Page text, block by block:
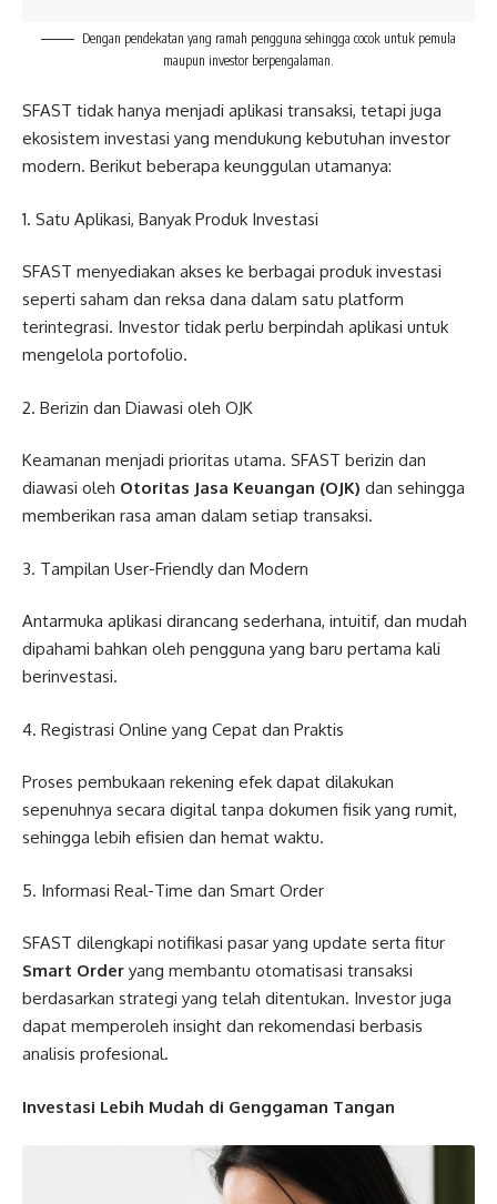
Dengan pendekatan yang ramah pengguna sehingga cocok untuk pemula
maupun investor berpengalaman.
SFAST tidak hanya menjadi aplikasi transaksi, tetapi juga
ekosistem investasi yang mendukung kebutuhan investor
modern. Berikut beberapa keunggulan utamanya:
1. Satu Aplikasi, Banyak Produk Investasi
SFAST menyediakan akses ke berbagai produk investasi
seperti saham dan reksa dana dalam satu platform
terintegrasi. Investor tidak perlu berpindah aplikasi untuk
mengelola portofolio.
2. Berizin dan Diawasi oleh OJK
Keamanan menjadi prioritas utama. SFAST berizin dan
diawasi oleh Otoritas Jasa Keuangan (OJK) dan sehingga
memberikan rasa aman dalam setiap transaksi.
3. Tampilan User-Friendly dan Modern
Antarmuka aplikasi dirancang sederhana, intuitif, dan mudah
dipahami bahkan oleh pengguna yang baru pertama kali
berinvestasi.
4. Registrasi Online yang Cepat dan Praktis
Proses pembukaan rekening efek dapat dilakukan
sepenuhnya secara digital tanpa dokumen fisik yang rumit,
sehingga lebih efisien dan hemat waktu.
5. Informasi Real-Time dan Smart Order
SFAST dilengkapi notifikasi pasar yang update serta fitur
Smart Order yang membantu otomatisasi transaksi
berdasarkan strategi yang telah ditentukan. Investor juga
dapat memperoleh insight dan rekomendasi berbasis
analisis profesional.
Investasi Lebih Mudah di Genggaman Tangan